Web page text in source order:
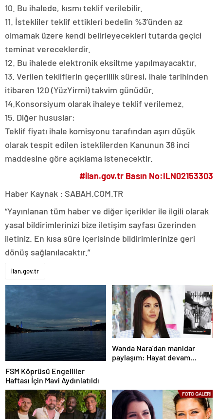
10. Bu ihalede, kısmı teklif verilebilir.
11. İstekliler teklif ettikleri bedelin %3’ünden az
olmamak üzere kendi belirleyecekleri tutarda geçici
teminat vereceklerdir.
12. Bu ihalede elektronik eksiltme yapılmayacaktır.
13. Verilen tekliflerin geçerlilik süresi, ihale tarihinden
itibaren 120 (YüzYirmi) takvim günüdür.
14.Konsorsiyum olarak ihaleye teklif verilemez.
15. Diğer hususlar:
Teklif fiyatı ihale komisyonu tarafından aşırı düşük
olarak tespit edilen isteklilerden Kanunun 38 inci
maddesine göre açıklama istenecektir.
#ilan.gov.tr Basın No:ILN02153303
Haber Kaynak : SABAH.COM.TR
“Yayınlanan tüm haber ve diğer içerikler ile ilgili olarak
yasal bildirimlerinizi bize iletişim sayfası üzerinden
iletiniz. En kısa süre içerisinde bildirimlerinize geri
dönüş sağlanılacaktır.”
ilan.gov.tr
FSM Köprüsü Engelliler
Haftası İçin Mavi Aydınlatıldı
Wanda Nara’dan manidar
paylaşım: Hayat devam